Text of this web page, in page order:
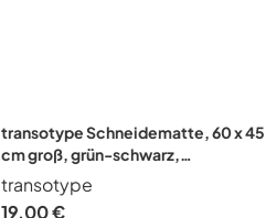
transotype Schneidematte, 60 x 45
cm groß, grün-schwarz,
selbstheilende Unterlage mit feinem
Raster, doppelseitig nutzbar
transotype
19,00 €